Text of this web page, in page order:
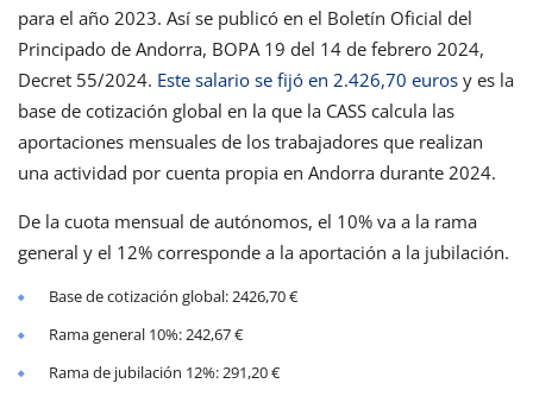
para el año 2023. Así se publicó en el Boletín Oficial del
Principado de Andorra, BOPA 19 del 14 de febrero 2024,
Decret 55/2024. Este salario se fijó en 2.426,70 euros y es la
base de cotización global en la que la CASS calcula las
aportaciones mensuales de los trabajadores que realizan
una actividad por cuenta propia en Andorra durante 2024.
De la cuota mensual de autónomos, el 10% va a la rama
general y el 12% corresponde a la aportación a la jubilación.
Base de cotización global: 2426,70 €
Rama general 10%: 242,67 €
Rama de jubilación 12%: 291,20 €